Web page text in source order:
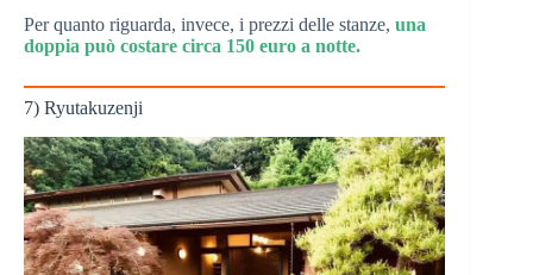
Per quanto riguarda, invece, i prezzi delle stanze, una
doppia può costare circa 150 euro a notte.
7) Ryutakuzenji